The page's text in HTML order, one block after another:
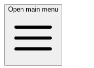
Open main menu